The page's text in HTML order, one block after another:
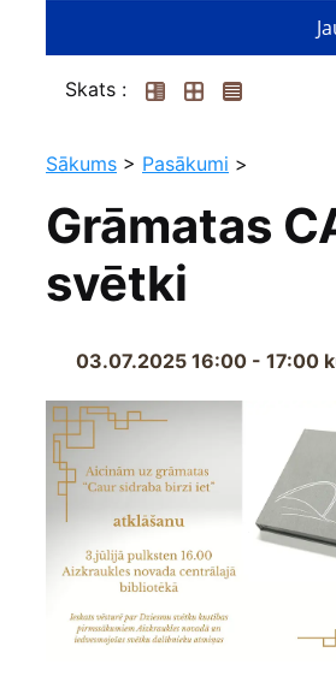
Skats :
Sākums > Pasākumi >
Grāmatas
svētki
03.07.2025 16:00 - 17:00